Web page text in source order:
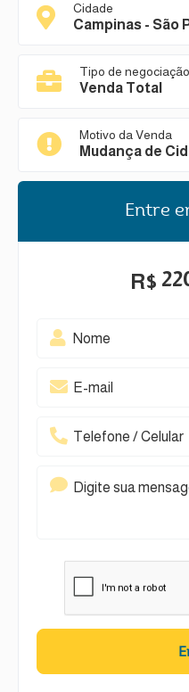
Cidade
Campinas - São
Tipo de negociação
Venda Total
Motivo da Venda
Mudança de
Entre
R$